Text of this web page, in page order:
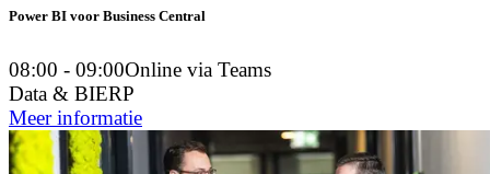
Power BI voor Business Central
08:00 - 09:00Online via Teams
Data & BIERP
Meer informatie